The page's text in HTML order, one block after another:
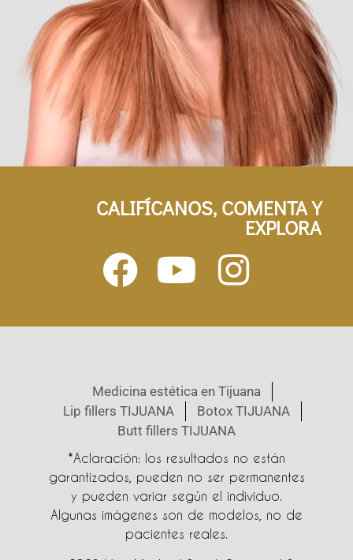
CALIFÍCANOS, COMENTA Y
EXPLORA
Medicina estética en Tijuana
Lip fillers TIJUANA
Botox TIJUANA
Butt fillers TIJUANA
*Aclaración: los resultados no están
garantizados, pueden no ser permanentes
y pueden variar según el individuo.
Algunas imágenes son de modelos, no de
pacientes reales.